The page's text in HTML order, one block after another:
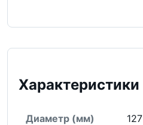
Характеристики
Диаметр (мм) 127